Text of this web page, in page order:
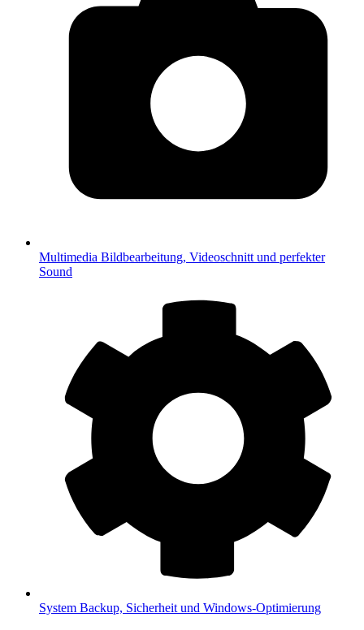
Multimedia Bildbearbeitung, Videoschnitt und perfekter
Sound
System Backup, Sicherheit und Windows-Optimierung